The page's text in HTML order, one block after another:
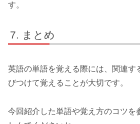
す。
まとめ
英語の単語を覚える際には、関連す
びつけて覚えることが大切です。
今回紹介した単語や覚え方のコツを